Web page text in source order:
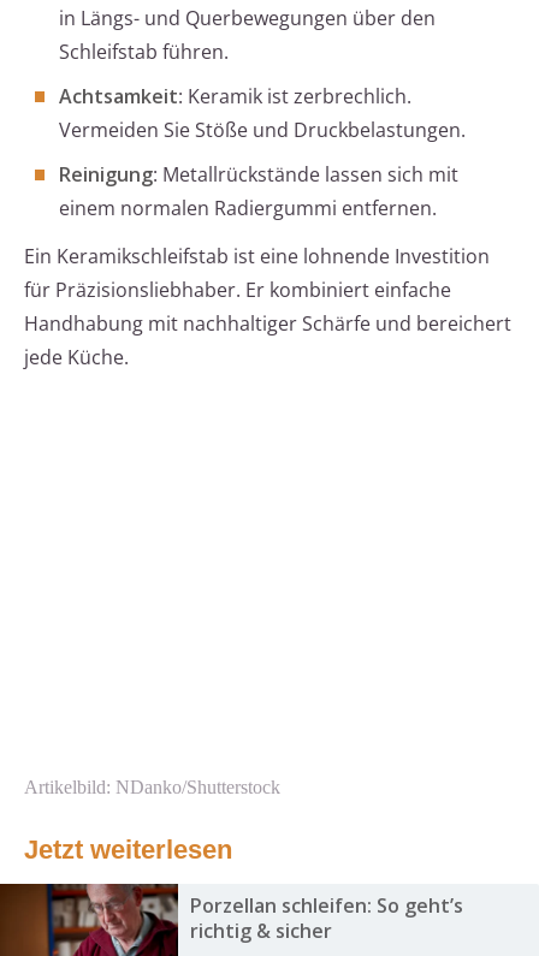
in Längs- und Querbewegungen über den
Schleifstab führen.
Achtsamkeit: Keramik ist zerbrechlich.
Vermeiden Sie Stöße und Druckbelastungen.
Reinigung: Metallrückstände lassen sich mit
einem normalen Radiergummi entfernen.
Ein Keramikschleifstab ist eine lohnende Investition
für Präzisionsliebhaber. Er kombiniert einfache
Handhabung mit nachhaltiger Schärfe und bereichert
jede Küche.
Artikelbild: NDanko/Shutterstock
Jetzt weiterlesen
Porzellan schleifen: So geht’s
richtig & sicher